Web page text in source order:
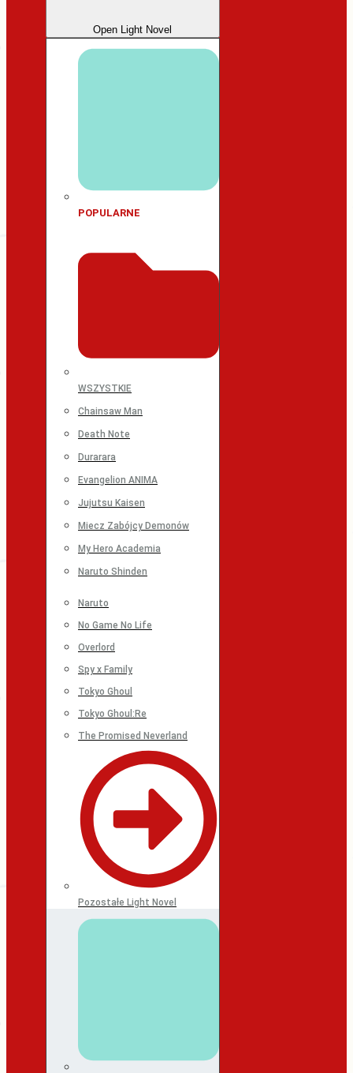
Open Light Novel
POPULARNE
WSZYSTKIE
Chainsaw Man
Death Note
Durarara
Evangelion ANIMA
Jujutsu Kaisen
Miecz Zabójcy Demonów
My Hero Academia
Naruto Shinden
Naruto
No Game No Life
Overlord
Spy x Family
Tokyo Ghoul
Tokyo Ghoul:Re
The Promised Neverland
Pozostałe Light Novel